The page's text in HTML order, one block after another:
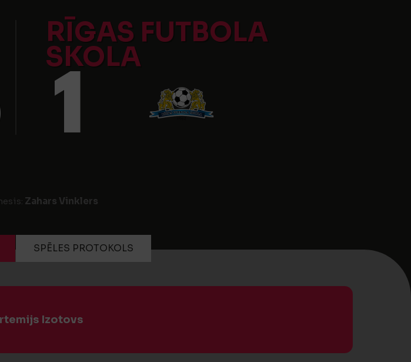
RĪGAS FUTBOLA
SKOLA
1
Zahars Vinklers
SPĒLES PROTOKOLS
Izotovs